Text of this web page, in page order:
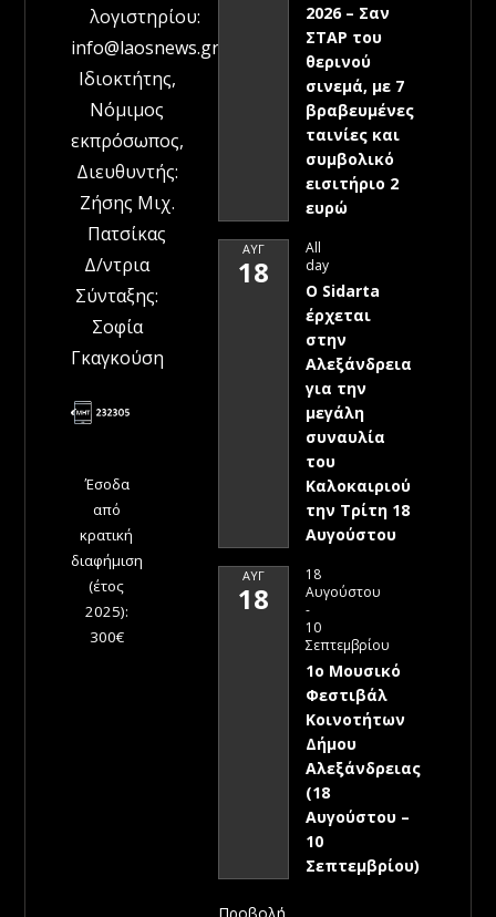
λογιστηρίου:
info@laosnews.gr
Ιδιοκτήτης,
Νόμιμος
εκπρόσωπος,
Διευθυντής:
Ζήσης Μιχ.
Πατσίκας
Δ/ντρια
Σύνταξης:
Σοφία
Γκαγκούση
Έσοδα
από
κρατική
διαφήμιση
(έτος
2025):
300€
2026 – Σαν
ΣΤΑΡ του
θερινού
σινεμά, με 7
βραβευμένες
ταινίες και
συμβολικό
εισιτήριο 2
ευρώ
ΑΥΓ
18
All
day
Ο Sidarta
έρχεται
στην
Αλεξάνδρεια
για την
μεγάλη
συναυλία
του
Καλοκαιριού
την Τρίτη 18
Αυγούστου
ΑΥΓ
18
18
Αυγούστου
-
10
Σεπτεμβρίου
1ο Μουσικό
Φεστιβάλ
Κοινοτήτων
Δήμου
Αλεξάνδρειας
(18
Αυγούστου –
10
Σεπτεμβρίου)